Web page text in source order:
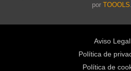
por TOOOLS.
Aviso Legal
Política de
Política de